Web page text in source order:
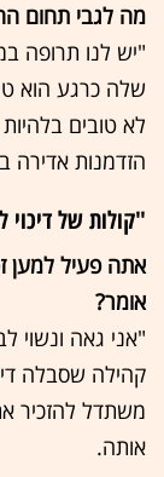
מה לגבי תחום
שלה כרגע הוא
הזדמנות אדירה
"קולות של
אתה פעיל למען
אומר?
קהילה שסבלה
משתדל להזכיר
אותה.